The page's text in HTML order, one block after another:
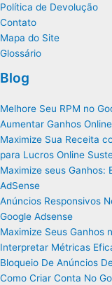
Política de Devolução
Contato
Mapa do Site
Glossário
Blog
Melhore Seu RPM no
Aumentar Ganhos Online
Maximize Sua Receita
para Lucros Online
Maximize seus Ganhos:
AdSense
Anúncios Responsivos
Google Adsense
Maximize Seus Ganhos
Interpretar Métricas
Bloqueio De Anúncios
Como Criar Conta No